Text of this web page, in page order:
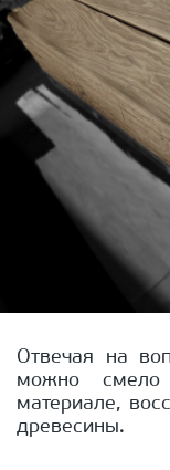
Отвечая на
можно
материале,
древесины.